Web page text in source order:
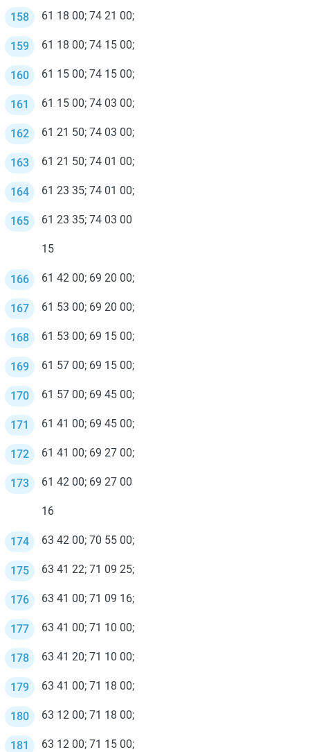
61 18 00; 74 21 00;
61 18 00; 74 15 00;
61 15 00; 74 15 00;
61 15 00; 74 03 00;
61 21 50; 74 03 00;
61 21 50; 74 01 00;
61 23 35; 74 01 00;
61 23 35; 74 03 00
15
61 42 00; 69 20 00;
61 53 00; 69 20 00;
61 53 00; 69 15 00;
61 57 00; 69 15 00;
61 57 00; 69 45 00;
61 41 00; 69 45 00;
61 41 00; 69 27 00;
61 42 00; 69 27 00
16
63 42 00; 70 55 00;
63 41 22; 71 09 25;
63 41 00; 71 09 16;
63 41 00; 71 10 00;
63 41 20; 71 10 00;
63 41 00; 71 18 00;
63 12 00; 71 18 00;
63 12 00; 71 15 00;